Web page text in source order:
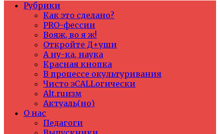
Рубрики
Как это сделано?
PRO-фессии
Вояж, во я ж!
Откройте Д+уши
А ну-ка, наука
Красная кнопка
В процессе окультуривания
Чисто эCALLогически
Alt.ruизм
Актуаль(но)
О нас
Педагоги